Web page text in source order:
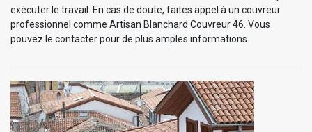
exécuter le travail. En cas de doute, faites appel à un couvreur
professionnel comme Artisan Blanchard Couvreur 46. Vous
pouvez le contacter pour de plus amples informations.